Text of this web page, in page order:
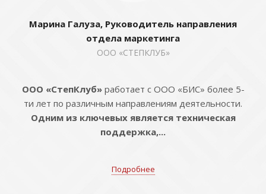
Марина Галуза, Руководитель направления
отдела маркетинга
ООО «СТЕПКЛУБ»
ООО «СтепКлуб»работает с ООО «БИС» более 5-
ти лет по различным направлениям деятельности.
Одним из ключевых является техническая
поддержка,...
Подробнее